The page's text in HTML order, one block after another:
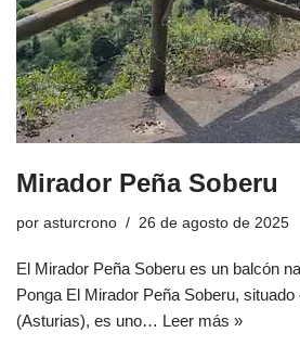
Mirador Peña Soberu
por asturcrono 26 de agosto de 2025
El Mirador Peña Soberu es un balcón
Ponga El Mirador Peña Soberu,
(Asturias), es uno… Leer más »